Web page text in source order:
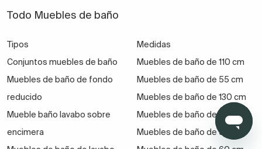
Todo Muebles de baño
Tipos
Conjuntos muebles de baño
Muebles de baño de fondo
reducido
Mueble baño lavabo sobre
encimera
Medidas
Muebles de baño de 110 cm
Muebles de baño de 55 cm
Muebles de baño de 130 cm
Muebles de baño de 45 cm
Muebles de baño de 50 cm